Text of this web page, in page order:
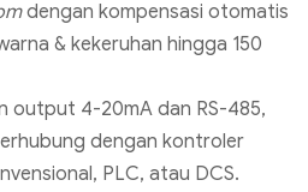
dengan kompensasi otomatis
& kekeruhan hingga 150
output 4-20mA dan RS-485,
dengan kontroler
PLC, atau DCS.